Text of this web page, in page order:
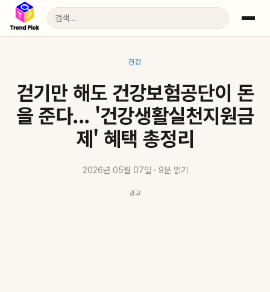
건강
걷기만 해도 건강보험공단이 돈
을 준다... '건강생활실천지원금
제' 혜택 총정리
2026년 05월 07일 · 9분 읽기
광고